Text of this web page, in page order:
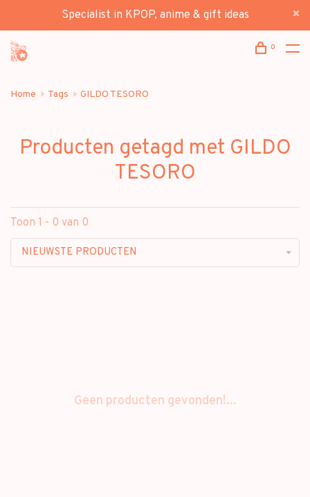
Specialist in KPOP, anime & gift ideas
0
Home Tags GILDO TESORO
Producten getagd met GILDO
TESORO
Toon 1 - 0 van 0
NIEUWSTE PRODUCTEN
Geen producten gevonden!...